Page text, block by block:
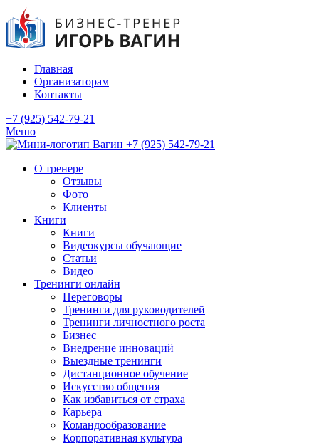
Главная
Организаторам
Контакты
+7 (925) 542-79-21
Меню
+7 (925) 542-79-21
О тренере
Отзывы
Фото
Клиенты
Книги
Книги
Видеокурсы обучающие
Статьи
Видео
Тренинги онлайн
Переговоры
Тренинги для руководителей
Тренинги личностного роста
Бизнес
Внедрение инноваций
Выездные тренинги
Дистанционное обучение
Искусство общения
Как избавиться от страха
Карьера
Командообразование
Корпоративная культура